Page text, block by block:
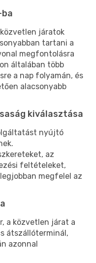
járatok
tartani a
megfontolásra
általában több
a nap folyamán, és
alacsonyabb
kiválasztása
nyújtó
az
feltételeket,
megfelel az
a közvetlen járat a
átszállóterminál,
azonnal